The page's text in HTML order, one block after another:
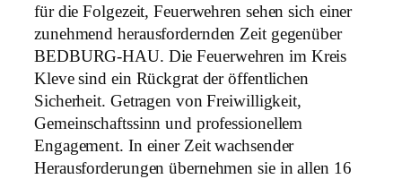
für die Folgezeit, Feuerwehren sehen sich einer
zunehmend herausfordernden Zeit gegenüber
BEDBURG-HAU. Die Feuerwehren im Kreis
Kleve sind ein Rückgrat der öffentlichen
Sicherheit. Getragen von Freiwilligkeit,
Gemeinschaftssinn und professionellem
Engagement. In einer Zeit wachsender
Herausforderungen übernehmen sie in allen 16